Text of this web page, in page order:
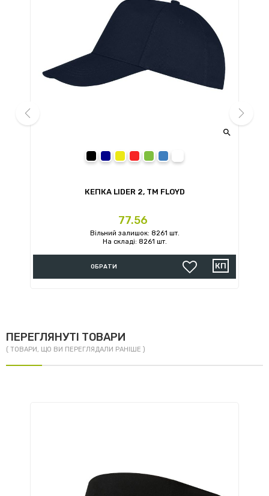

КЕПКА LIDER 2, TM FLOYD
Ціна
77.56
Вільний залишок: 8261 шт.
На складі: 8261 шт.
ОБРАТИ
ПЕРЕГЛЯНУТІ ТОВАРИ
( ТОВАРИ, ЩО ВИ ПЕРЕГЛЯДАЛИ РАНІШЕ )